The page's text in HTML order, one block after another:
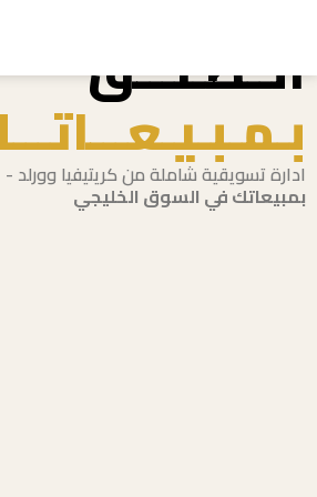
انــطـلـــق
ادارة تسويقية شاملة من كريتيفيا وورلد -
بمبيعاتك في السوق الخليجي